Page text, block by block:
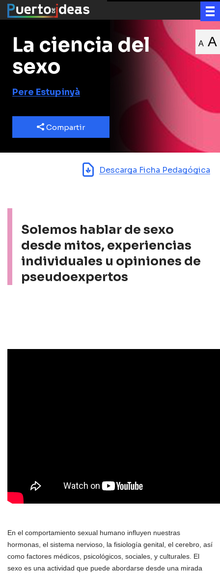
A A
La ciencia del
sexo
Pere Estupinyà
Compartir
Descarga Ficha Pedagógica
Solemos hablar de sexo
desde mitos, experiencias
individuales u opiniones de
pseudoexpertos
En el comportamiento sexual humano influyen nuestras
hormonas, el sistema nervioso, la fisiología genital, el cerebro, así
como factores médicos, psicológicos, sociales, y culturales. El
sexo es una actividad que puede abordarse desde una mirada